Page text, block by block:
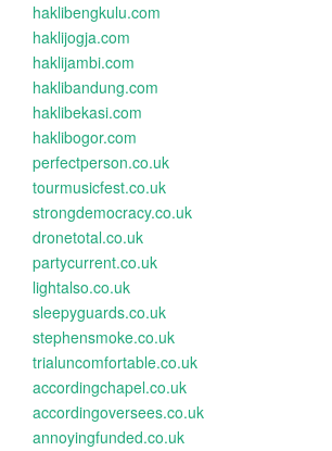
haklibengkulu.com
haklijogja.com
haklijambi.com
haklibandung.com
haklibekasi.com
haklibogor.com
perfectperson.co.uk
tourmusicfest.co.uk
strongdemocracy.co.uk
dronetotal.co.uk
partycurrent.co.uk
lightalso.co.uk
sleepyguards.co.uk
stephensmoke.co.uk
trialuncomfortable.co.uk
accordingchapel.co.uk
accordingoversees.co.uk
annoyingfunded.co.uk